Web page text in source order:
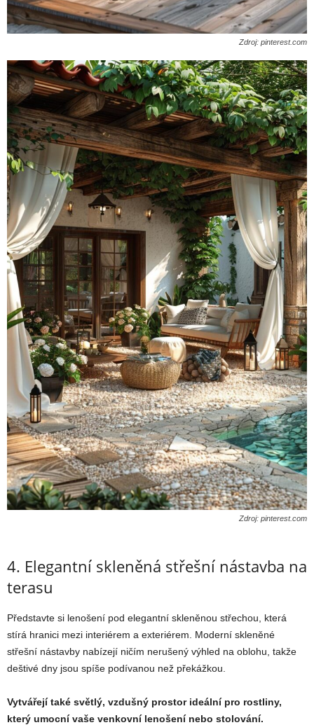
Zdroj: pinterest.com
Zdroj: pinterest.com
4. Elegantní skleněná střešní nástavba na
terasu
Představte si lenošení pod elegantní skleněnou střechou, která
stírá hranici mezi interiérem a exteriérem. Moderní skleněné
střešní nástavby nabízejí ničím nerušený výhled na oblohu, takže
deštivé dny jsou spíše podívanou než překážkou.
Vytvářejí také světlý, vzdušný prostor ideální pro rostliny,
který umocní vaše venkovní lenošení nebo stolování.